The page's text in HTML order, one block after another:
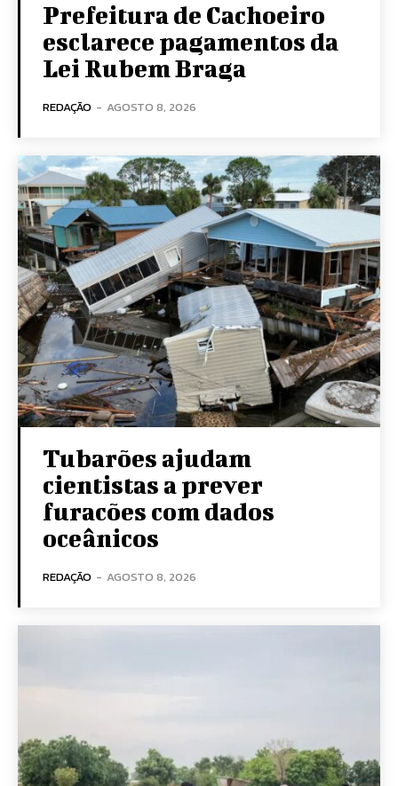
Prefeitura de Cachoeiro
esclarece pagamentos da
Lei Rubem Braga
REDAÇÃO - AGOSTO 8, 2026
Tubarões ajudam
cientistas a prever
furacões com dados
oceânicos
REDAÇÃO - AGOSTO 8, 2026